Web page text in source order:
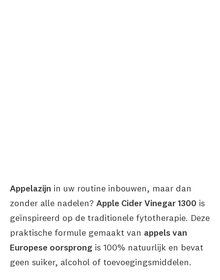
Appelazijn in uw routine inbouwen, maar dan
zonder alle nadelen? Apple Cider Vinegar 1300 is
geïnspireerd op de traditionele fytotherapie. Deze
praktische formule gemaakt van appels van
Europese oorsprong is 100% natuurlijk en bevat
geen suiker, alcohol of toevoegingsmiddelen.